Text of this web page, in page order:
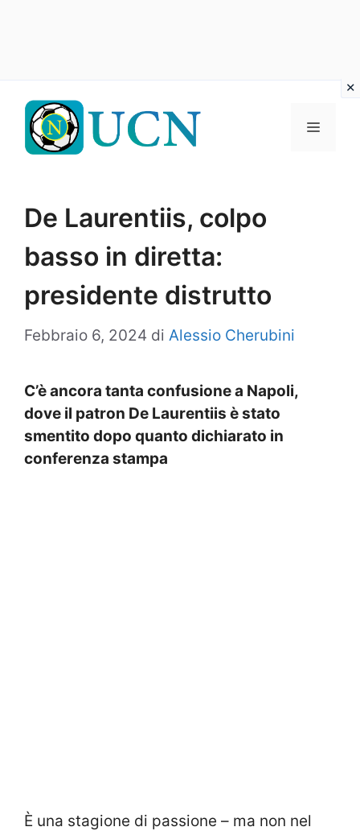
contenuto
Menu
De Laurentiis, colpo
basso in diretta:
presidente distrutto
Febbraio 6, 2024 di Alessio Cherubini
C’è ancora tanta confusione a Napoli,
dove il patron De Laurentiis è stato
smentito dopo quanto dichiarato in
conferenza stampa
È una stagione di passione – ma non nel